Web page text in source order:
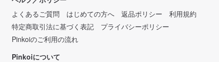
よくあるご質問
はじめての方へ 返品ポリシー
利用規約
特定商取引法に基づく表記
プライバシーポリシー
Pinkoiのご利用の流れ
Pinkoiについて